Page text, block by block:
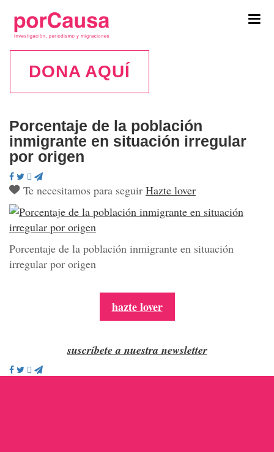
DONA AQUÍ
Porcentaje de la población
inmigrante en situación irregular
por origen
Te necesitamos para seguir Hazte lover
Porcentaje de la población inmigrante en situación
irregular por origen
hazte lover
suscríbete a nuestra newsletter